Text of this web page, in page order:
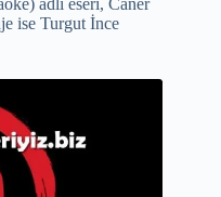
adlı eseri, Caner
ise Turgut İnce